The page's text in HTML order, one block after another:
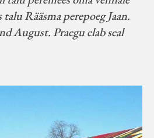
Rääsma perepoeg Jaan.
August. Praegu elab seal